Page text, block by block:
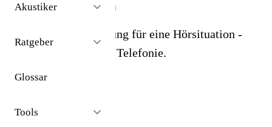
Akustiker
Ratgeber
Glossar
Tools
Programm)
Spezifische Einstellung für eine Hörsituation -
Restaurant, Konzert, Telefonie.